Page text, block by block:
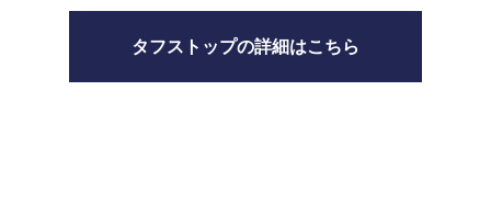
タフストップの詳細はこちら